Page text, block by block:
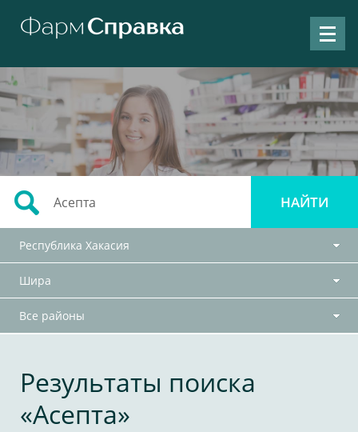
Республика Хакасия
Шира
Все районы
Результаты поиска
«Асепта»